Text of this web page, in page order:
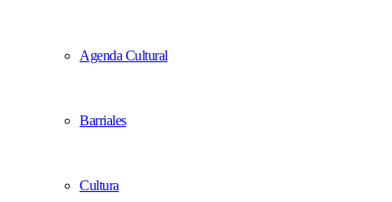
Agenda Cultural
Barriales
Cultura